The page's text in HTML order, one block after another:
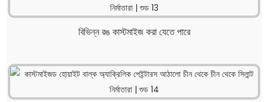
বিভিন্ন রঙ কাস্টমাইজ করা যেতে পারে